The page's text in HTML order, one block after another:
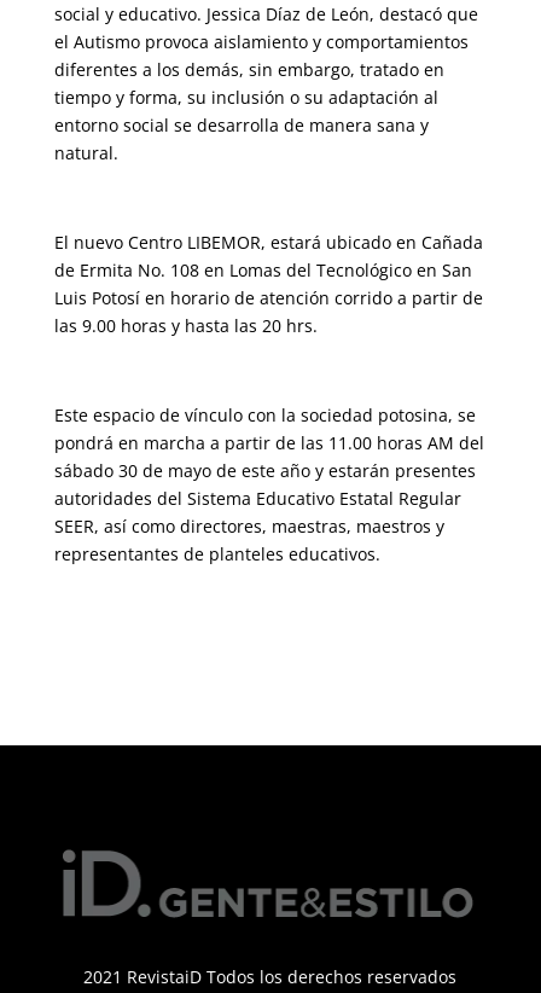
social y educativo. Jessica Díaz de León, destacó que
el Autismo provoca aislamiento y comportamientos
diferentes a los demás, sin embargo, tratado en
tiempo y forma, su inclusión o su adaptación al
entorno social se desarrolla de manera sana y
natural.
El nuevo Centro LIBEMOR, estará ubicado en Cañada
de Ermita No. 108 en Lomas del Tecnológico en San
Luis Potosí en horario de atención corrido a partir de
las 9.00 horas y hasta las 20 hrs.
Este espacio de vínculo con la sociedad potosina, se
pondrá en marcha a partir de las 11.00 horas AM del
sábado 30 de mayo de este año y estarán presentes
autoridades del Sistema Educativo Estatal Regular
SEER, así como directores, maestras, maestros y
representantes de planteles educativos.
2021 RevistaiD Todos los derechos reservados